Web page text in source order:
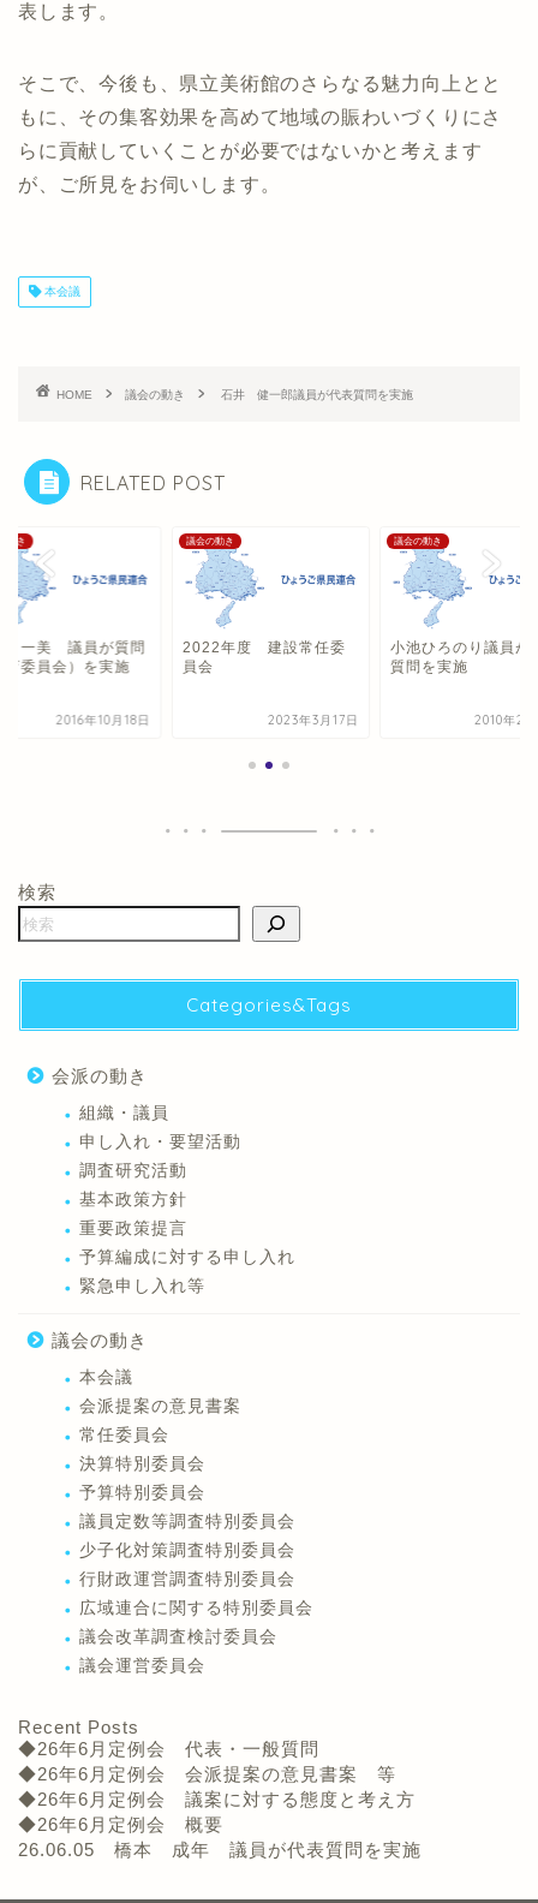
表します。
そこで、今後も、県立美術館のさらなる魅力向上とと
もに、その集客効果を高めて地域の賑わいづくりにさ
らに貢献していくことが必要ではないかと考えます
が、ご所見をお伺いします。
本会議
HOME 議会の動き 石井 健一郎議員が代表質問を実施
RELATED POST
動き
一美 議員が質問
育委員会）を実施
2016年10月18日
議会の動き
2022年度 建設常任委
員会
2023年3月17日
議会の動き
小池ひろのり議員が
質問を実施
2010年2
検索
Categories&Tags
会派の動き
組織・議員
申し入れ・要望活動
調査研究活動
基本政策方針
重要政策提言
予算編成に対する申し入れ
緊急申し入れ等
議会の動き
本会議
会派提案の意見書案
常任委員会
決算特別委員会
予算特別委員会
議員定数等調査特別委員会
少子化対策調査特別委員会
行財政運営調査特別委員会
広域連合に関する特別委員会
議会改革調査検討委員会
議会運営委員会
Recent Posts
◆26年6月定例会 代表・一般質問
◆26年6月定例会 会派提案の意見書案 等
◆26年6月定例会 議案に対する態度と考え方
◆26年6月定例会 概要
26.06.05 橋本 成年 議員が代表質問を実施